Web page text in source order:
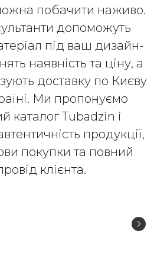
побачити наживо.
допоможуть
під ваш дизайн-
наявність та ціну, а
доставку по Києву
Ми пропонуємо
каталог Tubadzin і
продукції,
покупки та повний
клієнта.